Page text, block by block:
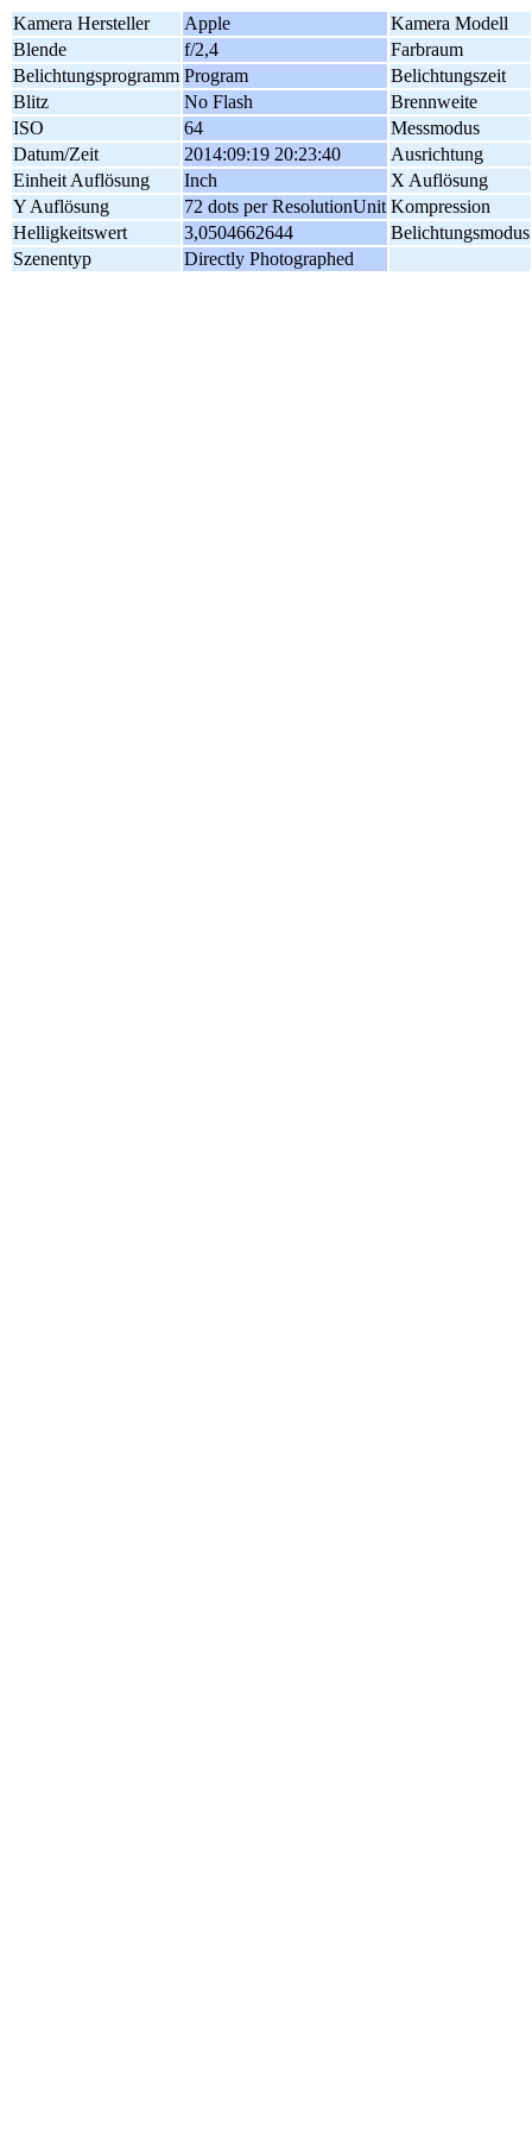
Kamera Hersteller Apple
Kamera Modell
Blende
f/2,4
Farbraum
Belichtungsprogramm Program
Belichtungszeit
Blitz
No Flash
Brennweite
ISO
64
Messmodus
Datum/Zeit
2014:09:19 20:23:40
Ausrichtung
Einheit Auflösung
Inch
X Auflösung
Y Auflösung
72 dots per ResolutionUnit Kompression
Helligkeitswert
3,0504662644
Belichtungsmodus
Szenentyp
Directly Photographed